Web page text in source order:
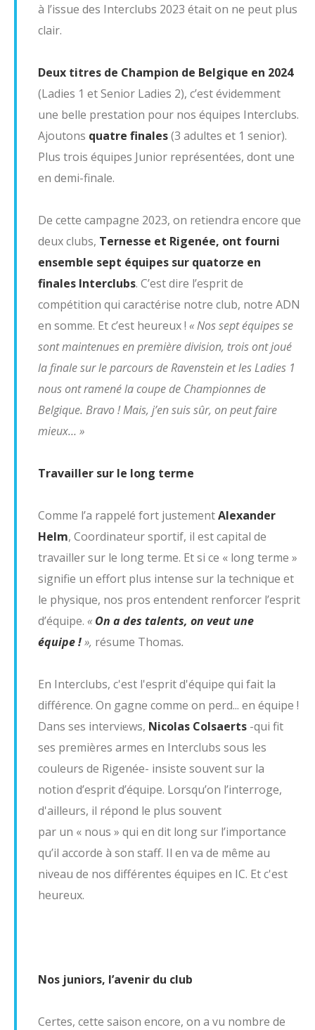
FJR
Ladies
Seniors
Réservations
BEgolf
A propos
Histoire
Qui Est Qui ?
Contacts
Certification GEO
Etat du terrain
à l’issue des Interclubs 2023 était on ne peut plus
clair.
Deux titres de Champion de Belgique en 2024
(Ladies 1 et Senior Ladies 2), c’est évidemment
une belle prestation pour nos équipes Interclubs.
Ajoutons quatre finales(3 adultes et 1 senior).
Plus trois équipes Junior représentées, dont une
en demi-finale.
De cette campagne 2023, on retiendra encore que
deux clubs, Ternesse et Rigenée, ont fourni
ensemble sept équipes sur quatorze en
finales Interclubs. C’est dire l’esprit de
compétition qui caractérise notre club, notre ADN
en somme. Et c’est heureux ! «Nos sept équipes se
sont maintenues en première division, trois ont joué
la finale sur le parcours de Ravenstein et les Ladies 1
nous ont ramené la coupe de Championnes de
Belgique. Bravo ! Mais, j’en suis sûr, on peut faire
mieux… »
Travailler sur le long terme
Comme l’a rappelé fort justementAlexander
Helm, Coordinateur sportif, il est capital de
travailler sur le long terme. Et si ce « long terme »
signifie un effort plus intense sur la technique et
le physique, nos pros entendent renforcer l’esprit
d’équipe. « On a des talents, on veut une
équipe !», résume Thomas.
En Interclubs, c'est l'esprit d'équipe qui fait la
différence. On gagne comme on perd... en équipe !
Dans ses interviews, Nicolas Colsaerts -qui fit
ses premières armes en Interclubs sous les
couleurs de Rigenée- insiste souvent sur la
notion d’esprit d’équipe. Lorsqu’on l’interroge,
d'ailleurs, il répond le plus souvent
par un « nous » qui en dit long sur l’importance
qu’il accorde à son staff. Il en va de même au
niveau de nos différentes équipes en IC. Et c'est
heureux.
Nos juniors, l’avenir du club
Certes, cette saison encore, on a vu nombre de